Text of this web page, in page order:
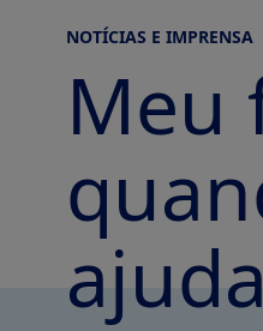
NOTÍCIAS E IMPRENSA
Meu